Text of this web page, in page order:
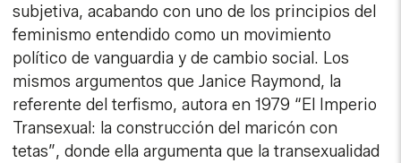
subjetiva, acabando con uno de los principios del
feminismo entendido como un movimiento
político de vanguardia y de cambio social. Los
mismos argumentos que Janice Raymond, la
referente del terfismo, autora en 1979 “El Imperio
Transexual: la construcción del maricón con
tetas”, donde ella argumenta que la transexualidad